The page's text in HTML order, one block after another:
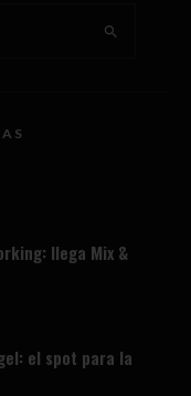
llega Mix &
el spot para la